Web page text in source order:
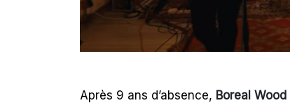
Après 9 ans d’absence, Boreal Wood